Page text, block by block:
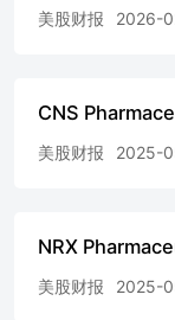
13(a)节提
限公司 目
日止三个月
日止三个月
营成果的讨
美股财报 2026-
CNS
美股财报 2025-
NRX
美股财报 2025-